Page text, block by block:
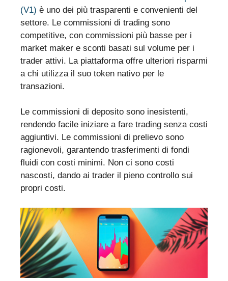
(V1) è uno dei più trasparenti e convenienti del
settore. Le commissioni di trading sono
competitive, con commissioni più basse per i
market maker e sconti basati sul volume per i
trader attivi. La piattaforma offre ulteriori risparmi
a chi utilizza il suo token nativo per le
transazioni.
Le commissioni di deposito sono inesistenti,
rendendo facile iniziare a fare trading senza costi
aggiuntivi. Le commissioni di prelievo sono
ragionevoli, garantendo trasferimenti di fondi
fluidi con costi minimi. Non ci sono costi
nascosti, dando ai trader il pieno controllo sui
propri costi.